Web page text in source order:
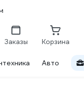
Заказы Корзина
Авто